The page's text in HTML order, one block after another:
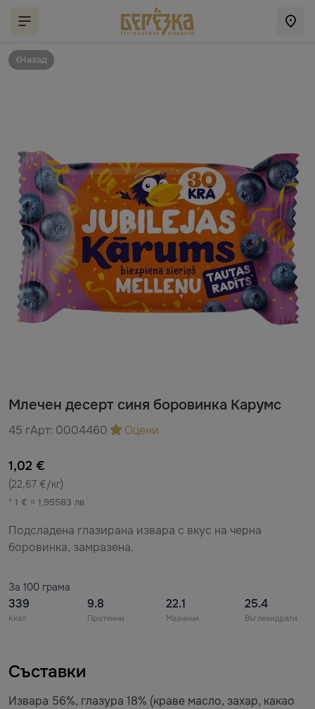
Назад
Млечен десерт синя боровинка Карумс
45 гАрт: 0004460 Оцени
1,02 €
(22,67 €/кг)
* 1 € = 1,95583 лв
Подсладена глазирана извара с вкус на черна
боровинка, замразена.
За 100 грама
339
Ккал
9.8
Протеини
22.1
Мазнини
25.4
Въглехидрати
Съставки
Извара 56%, глазура 18% (краве масло, захар, какао